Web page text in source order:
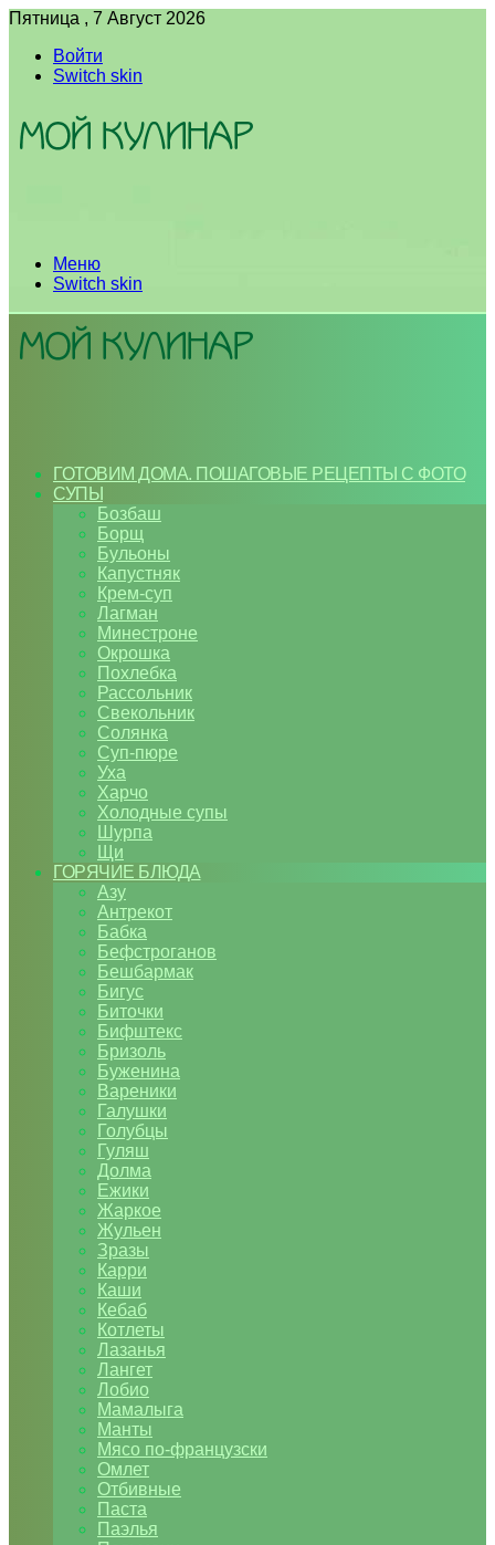
Пятница , 7 Август 2026
Войти
Switch skin
Меню
Switch skin
ГОТОВИМ ДОМА. ПОШАГОВЫЕ РЕЦЕПТЫ С ФОТО
СУПЫ
Бозбаш
Борщ
Бульоны
Капустняк
Крем-суп
Лагман
Минестроне
Окрошка
Похлебка
Рассольник
Свекольник
Солянка
Суп-пюре
Уха
Харчо
Холодные супы
Шурпа
Щи
ГОРЯЧИЕ БЛЮДА
Азу
Антрекот
Бабка
Бефстроганов
Бешбармак
Бигус
Биточки
Бифштекс
Бризоль
Буженина
Вареники
Галушки
Голубцы
Гуляш
Долма
Ежики
Жаркое
Жульен
Зразы
Карри
Каши
Кебаб
Котлеты
Лазанья
Лангет
Лобио
Мамалыга
Манты
Мясо по-французски
Омлет
Отбивные
Паста
Паэлья